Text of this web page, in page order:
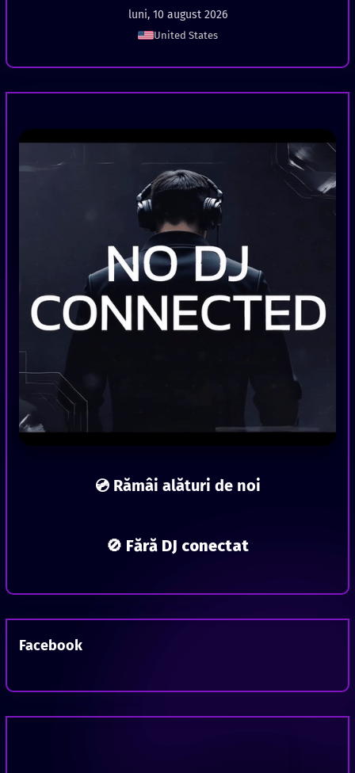
luni, 10 august 2026
United States
💿 Rămâi alături de noi
🚫 Fără DJ conectat
Facebook